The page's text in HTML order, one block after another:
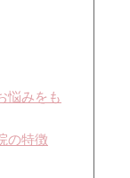
悩みをも
の特徴